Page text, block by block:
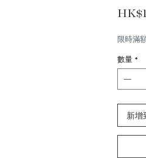
限時滿
數量 *
新增